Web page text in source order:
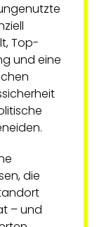
Top-
und eine
die
– und